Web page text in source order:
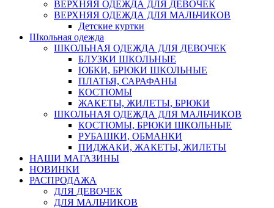
ВЕРХНЯЯ ОДЕЖДА ДЛЯ ДЕВОЧЕК
ВЕРХНЯЯ ОДЕЖДА ДЛЯ МАЛЬЧИКОВ
Детские куртки
Школьная одежда
ШКОЛЬНАЯ ОДЕЖДА ДЛЯ ДЕВОЧЕК
БЛУЗКИ ШКОЛЬНЫЕ
ЮБКИ, БРЮКИ ШКОЛЬНЫЕ
ПЛАТЬЯ, САРАФАНЫ
КОСТЮМЫ
ЖАКЕТЫ, ЖИЛЕТЫ, БРЮКИ
ШКОЛЬНАЯ ОДЕЖДА ДЛЯ МАЛЬЧИКОВ
КОСТЮМЫ, БРЮКИ ШКОЛЬНЫЕ
РУБАШКИ, ОБМАНКИ
ПИДЖАКИ, ЖАКЕТЫ, ЖИЛЕТЫ
НАШИ МАГАЗИНЫ
НОВИНКИ
РАСПРОДАЖА
ДЛЯ ДЕВОЧЕК
ДЛЯ МАЛЬЧИКОВ